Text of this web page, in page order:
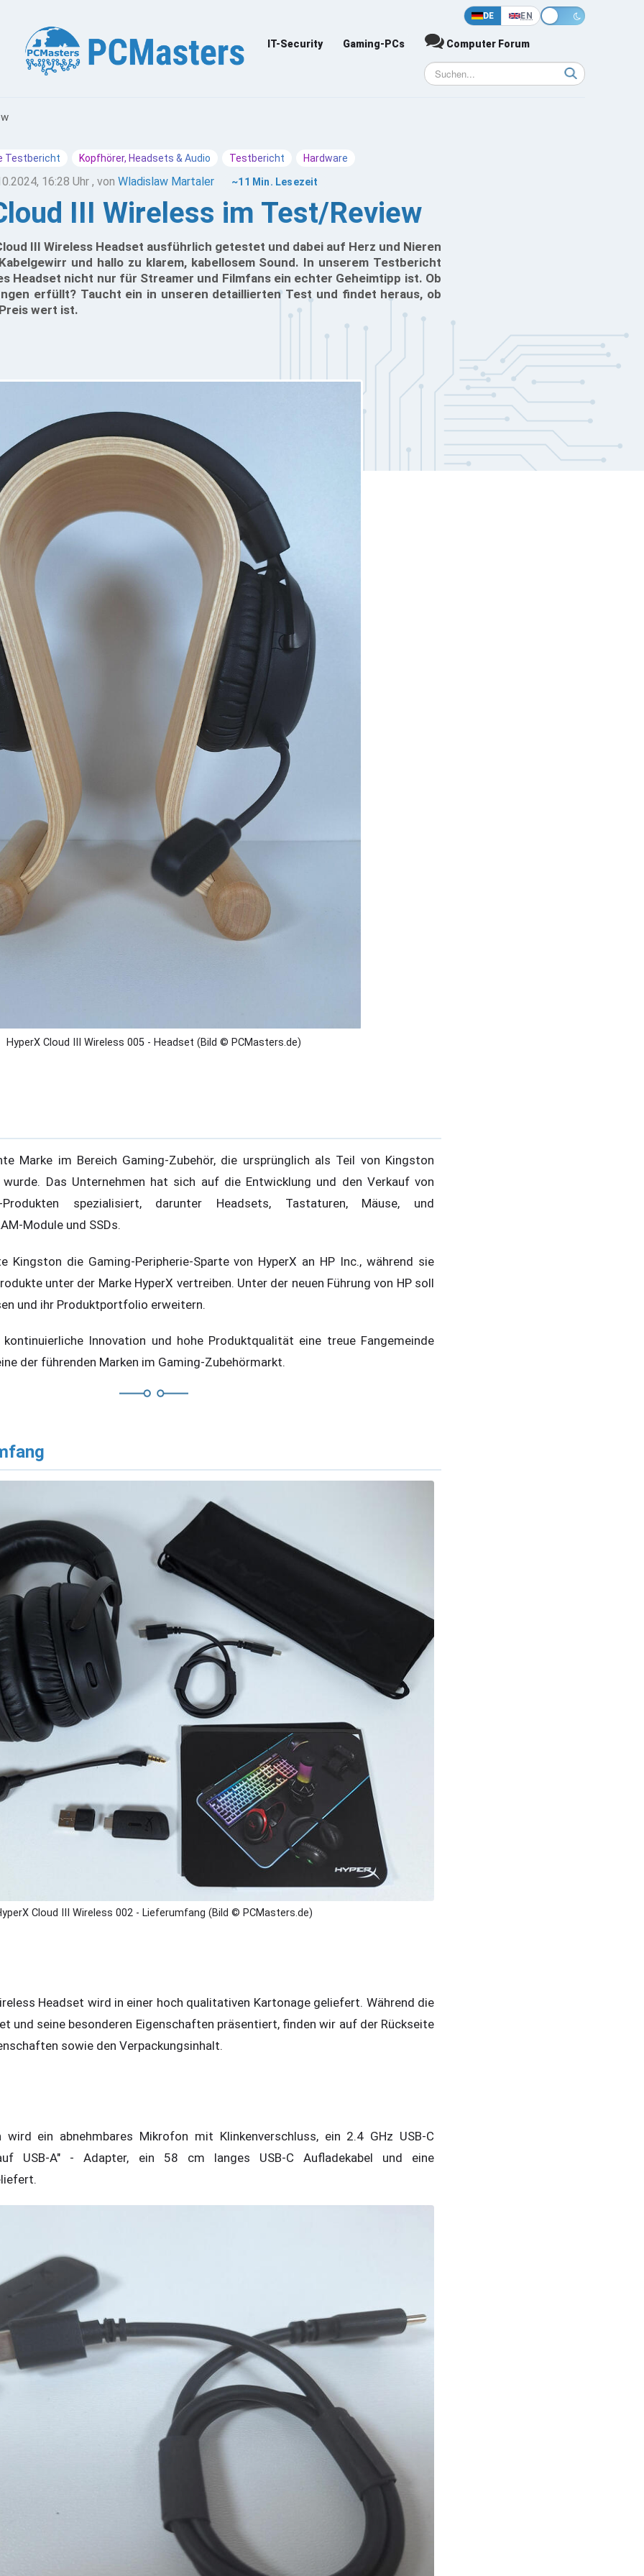
DE EN
IT-Security Gaming-PCs Computer Forum
Testbericht Kopfhörer, Headsets & Audio Testbericht Hardware
16:28 Uhr , vonWladislaw Martaler ~11 Min. Lesezeit
III Wireless im Test/Review
III Wireless Headset ausführlich getestet und dabei auf Herz und Nieren
und hallo zu klarem, kabellosem Sound. In unserem Testbericht
Headset nicht nur für Streamer und Filmfans ein echter Geheimtipp ist. Ob
erfüllt? Taucht ein in unseren detaillierten Test und findet heraus, ob
wert ist.
HyperX Cloud III Wireless 005 - Headset (Bild © PCMasters.de)
Marke im Bereich Gaming-Zubehör, die ursprünglich als Teil von Kingston
Das Unternehmen hat sich auf die Entwicklung und den Verkauf von
Produkten spezialisiert, darunter Headsets, Tastaturen, Mäuse, und
Module und SSDs.
Kingston die Gaming-Peripherie-Sparte von HyperX an HP Inc., während sie
unter der Marke HyperX vertreiben. Unter der neuen Führung von HP soll
und ihr Produktportfolio erweitern.
Innovation und hohe Produktqualität eine treue Fangemeinde
der führenden Marken im Gaming-Zubehörmarkt.
Cloud III Wireless 002 - Lieferumfang (Bild © PCMasters.de)
Headset wird in einer hoch qualitativen Kartonage geliefert. Während die
und seine besonderen Eigenschaften präsentiert, finden wir auf der Rückseite
sowie den Verpackungsinhalt.
wird ein abnehmbares Mikrofon mit Klinkenverschluss, ein 2.4 GHz USB-C
USB-A" - Adapter, ein 58 cm langes USB-C Aufladekabel und eine